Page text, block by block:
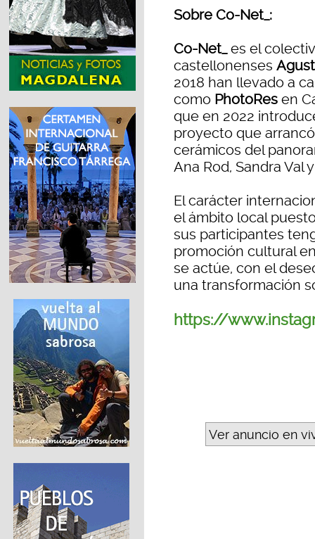
Sobre Co-Net_:
Co-Net_es el
castellonenses
2018 han llevado a
como PhotoRes en
que en 2022
proyecto que
cerámicos del
Ana Rod, Sandra Val
El carácter
el ámbito local
sus participantes
promoción cultural
se actúe, con el
una transformación
https://
Ver anuncio en